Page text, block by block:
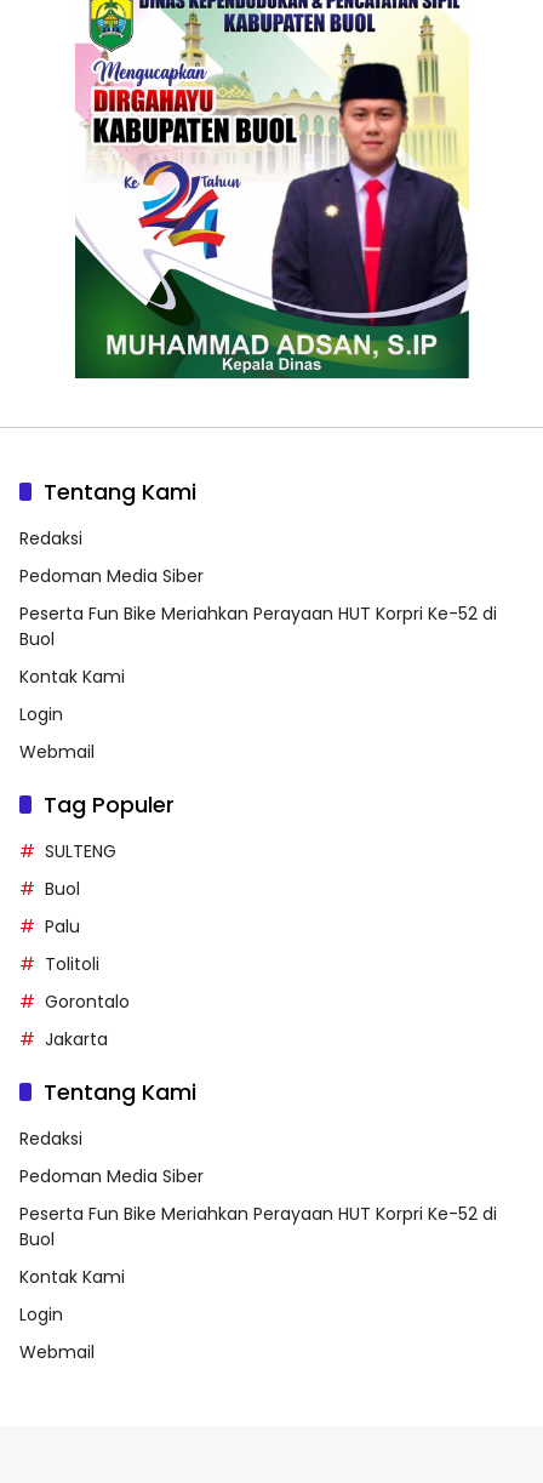
Tentang Kami
Redaksi
Pedoman Media Siber
Peserta Fun Bike Meriahkan Perayaan HUT Korpri Ke-52 di
Buol
Kontak Kami
Login
Webmail
Tag Populer
SULTENG
Buol
Palu
Tolitoli
Gorontalo
Jakarta
Tentang Kami
Redaksi
Pedoman Media Siber
Peserta Fun Bike Meriahkan Perayaan HUT Korpri Ke-52 di
Buol
Kontak Kami
Login
Webmail